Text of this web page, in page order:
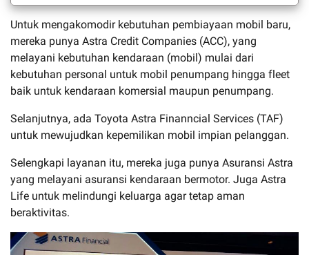
Untuk mengakomodir kebutuhan pembiayaan mobil baru,
mereka punya Astra Credit Companies (ACC), yang
melayani kebutuhan kendaraan (mobil) mulai dari
kebutuhan personal untuk mobil penumpang hingga fleet
baik untuk kendaraan komersial maupun penumpang.
Selanjutnya, ada Toyota Astra Finanncial Services (TAF)
untuk mewujudkan kepemilikan mobil impian pelanggan.
Selengkapi layanan itu, mereka juga punya Asuransi Astra
yang melayani asuransi kendaraan bermotor. Juga Astra
Life untuk melindungi keluarga agar tetap aman
beraktivitas.